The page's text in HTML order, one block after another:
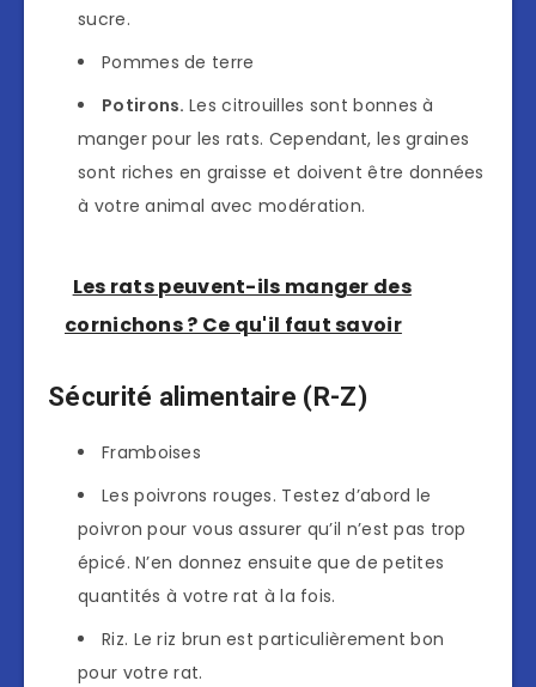
sucre.
Pommes de terre
Potirons. Les citrouilles sont bonnes à
manger pour les rats. Cependant, les graines
sont riches en graisse et doivent être données
à votre animal avec modération.
Les rats peuvent-ils manger des
cornichons ? Ce qu'il faut savoir
Sécurité alimentaire (R-Z)
Framboises
Les poivrons rouges. Testez d’abord le
poivron pour vous assurer qu’il n’est pas trop
épicé. N’en donnez ensuite que de petites
quantités à votre rat à la fois.
Riz. Le riz brun est particulièrement bon
pour votre rat.